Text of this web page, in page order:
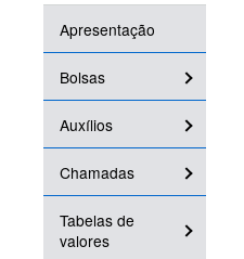
Apresentação
Bolsas
Auxílios
Chamadas
Tabelas de
valores